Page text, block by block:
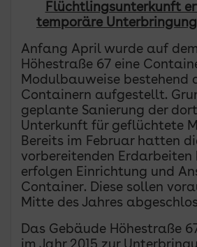
Flüchtlingsunterkunft
temporäre
Anfang April wurde auf
Höhestraße 67 eine
Modulbauweise bestehend
Containern aufgestellt.
geplante Sanierung der
Unterkunft für geflüchtete
Bereits im Februar hatten
vorbereitenden Erdarbeiten
erfolgen Einrichtung und
Container. Diese sollen
Mitte des Jahres
Das Gebäude Höhestraße